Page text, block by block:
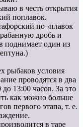
в честь открытия
поплавок.
по¬плавок
дробь и
поднимает один из
рыбаков условия
проводятся в два
13:00 часов. За это
как можно больше
первого этапа, т. е.
в таре